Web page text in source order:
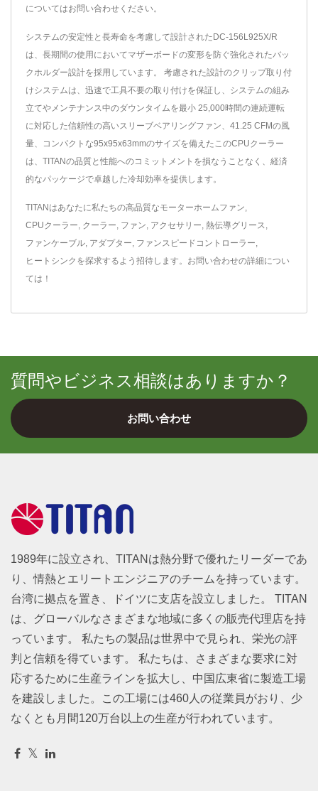
についてはお問い合わせください。
システムの安定性と長寿命を考慮して設計されたDC-156L925X/R
は、長期間の使用においてマザーボードの変形を防ぐ強化されたバッ
クホルダー設計を採用しています。 考慮された設計のクリップ取り付
けシステムは、迅速で工具不要の取り付けを保証し、システムの組み
立てやメンテナンス中のダウンタイムを最小 25,000時間の連続運転
に対応した信頼性の高いスリーブベアリングファン、41.25 CFMの風
量、コンパクトな95x95x63mmのサイズを備えたこのCPUクーラー
は、TITANの品質と性能へのコミットメントを損なうことなく、経済
的なパッケージで卓越した冷却効率を提供します。
TITANはあなたに私たちの高品質なモーターホームファン,
CPUクーラー, クーラー, ファン, アクセサリー, 熱伝導グリース,
ファンケーブル, アダプター, ファンスピードコントローラー,
ヒートシンク を探求するよう招待します。 お問い合わせの詳細につい
ては！
質問やビジネス相談はありますか？
お問い合わせ
1989年に設立され、TITANは熱分野で優れたリーダーであ
り、情熱とエリートエンジニアのチームを持っています。
台湾に拠点を置き、ドイツに支店を設立しました。 TITAN
は、グローバルなさまざまな地域に多くの販売代理店を持
っています。 私たちの製品は世界中で見られ、栄光の評
判と信頼を得ています。 私たちは、さまざまな要求に対
応するために生産ラインを拡大し、中国広東省に製造工場
を建設しました。この工場には460人の従業員がおり、少
なくとも月間120万台以上の生産が行われています。